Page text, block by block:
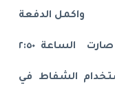
واكمل الدفعة
وكررت نفس الموضوع كم مرة لين صارت الساعة ٢:٥٠
الشفاط في